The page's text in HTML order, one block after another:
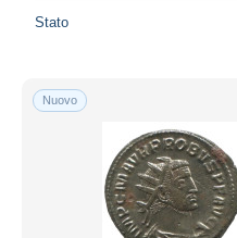
Stato
Nuovo